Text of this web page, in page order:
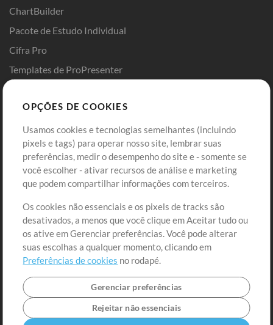
ChartBuilder
Pacote de Estudo Individual
Cifra Pro
Templates de ProPresenter
Comprar Créditos
Conteúdo Grátis
Solicite uma Música
Extras
Sessões
Envie seu conteúdo
Playlist
MT Conference
Entre
Cadastre-se
Ir ao carrinho
OPÇÕES DE COOKIES
Usamos cookies e tecnologias semelhantes (incluindo
pixels e tags) para operar nosso site, lembrar suas
preferências, medir o desempenho do site e - somente se
você escolher - ativar recursos de análise e marketing
que podem compartilhar informações com terceiros.
Os cookies não essenciais e os pixels de tracks são
desativados, a menos que você clique em Aceitar tudo ou
os ative em Gerenciar preferências. Você pode alterar
suas escolhas a qualquer momento, clicando em
Preferências de cookies no rodapé.
Gerenciar preferências
Rejeitar não essenciais